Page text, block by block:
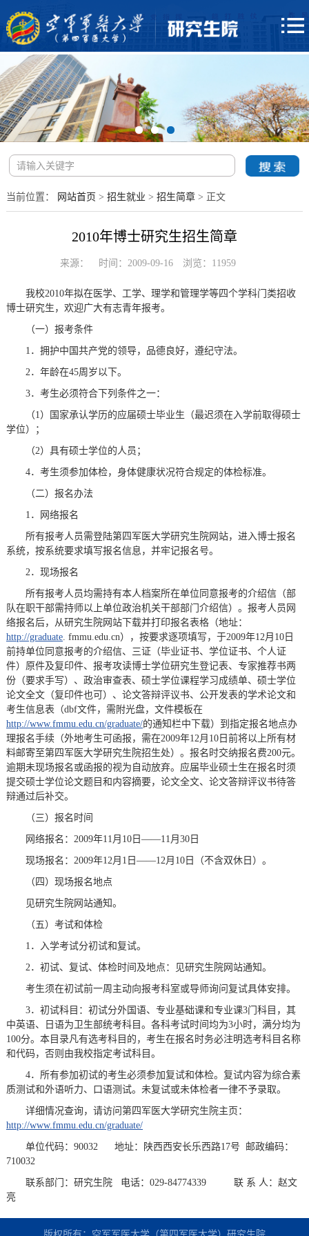
当前位置： 网站首页 > 招生就业 > 招生简章> 正文
2010年博士研究生招生简章
来源： 时间：2009-09-16 浏览： 11959
我校2010年拟在医学、工学、理学和管理学等四个学科门类招收
博士研究生，欢迎广大有志青年报考。
（一）报考条件
1．拥护中国共产党的领导，品德良好，遵纪守法。
2．年龄在45周岁以下。
3．考生必须符合下列条件之一：
（1）国家承认学历的应届硕士毕业生（最迟须在入学前取得硕士
学位）；
（2）具有硕士学位的人员；
4．考生须参加体检，身体健康状况符合规定的体检标准。
（二）报名办法
1．网络报名
所有报考人员需登陆第四军医大学研究生院网站，进入博士报名
系统，按系统要求填写报名信息，并牢记报名号。
2．现场报名
所有报考人员均需持有本人档案所在单位同意报考的介绍信（部
队在职干部需持师以上单位政治机关干部部门介绍信）。报考人员网
络报名后，从研究生院网站下载并打印报名表格（地址：
http://graduate . fmmu.edu.cn），按要求逐项填写，于2009年12月10日
前持单位同意报考的介绍信、三证（毕业证书、学位证书、个人证
件）原件及复印件、报考攻读博士学位研究生登记表、专家推荐书两
份（要求手写）、政治审查表、硕士学位课程学习成绩单、硕士学位
论文全文（复印件也可）、论文答辩评议书、公开发表的学术论文和
考生信息表（dbf文件，需附光盘，文件模板在
http://www.fmmu.edu.cn/graduate/的通知栏中下载）到指定报名地点办
理报名手续（外地考生可函报，需在2009年12月10日前将以上所有材
料邮寄至第四军医大学研究生院招生处）。报名时交纳报名费200元。
逾期未现场报名或函报的视为自动放弃。应届毕业硕士生在报名时须
提交硕士学位论文题目和内容摘要，论文全文、论文答辩评议书待答
辩通过后补交。
（三）报名时间
网络报名：2009年11月10日——11月30日
现场报名：2009年12月1日——12月10日（不含双休日）。
（四）现场报名地点
见研究生院网站通知。
（五）考试和体检
1．入学考试分初试和复试。
2．初试、复试、体检时间及地点：见研究生院网站通知。
考生须在初试前一周主动向报考科室或导师询问复试具体安排。
3．初试科目：初试分外国语、专业基础课和专业课3门科目，其
中英语、日语为卫生部统考科目。各科考试时间均为3小时，满分均为
100分。本目录凡有选考科目的，考生在报名时务必注明选考科目名称
和代码，否则由我校指定考试科目。
4．所有参加初试的考生必须参加复试和体检。复试内容为综合素
质测试和外语听力、口语测试。未复试或未体检者一律不予录取。
详细情况查询，请访问第四军医大学研究生院主页：
http://www.fmmu.edu.cn/graduate/
单位代码：90032 地址：陕西西安长乐西路17号 邮政编码：
710032
联系部门：研究生院 电话：029-84774339 联 系 人：赵文
亮